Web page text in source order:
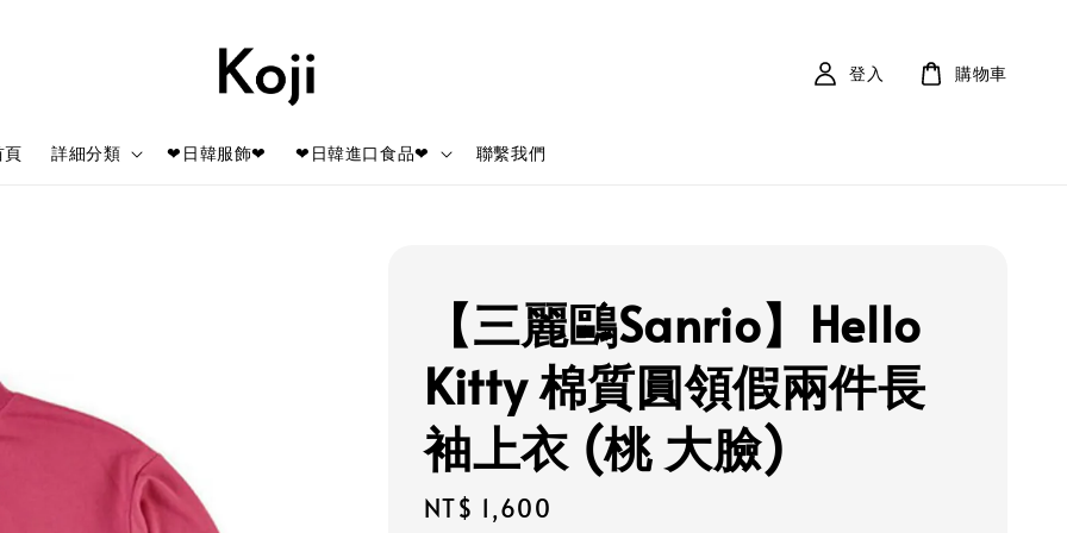
頁 詳細分類 ❤日韓服飾❤ ❤日韓進口食品❤ 聯繫我們
登入 購物車
【三麗鷗Sanrio】Hello
Kitty 棉質圓領假兩件長
袖上衣 (桃 大臉)
Regular
NT$ 1,600